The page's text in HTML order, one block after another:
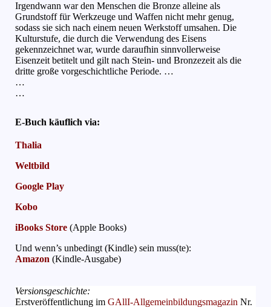
Irgendwann war den Menschen die Bronze alleine als
Grundstoff für Werkzeuge und Waffen nicht mehr genug,
sodass sie sich nach einem neuen Werkstoff umsahen. Die
Kulturstufe, die durch die Verwendung des Eisens
gekennzeichnet war, wurde daraufhin sinnvollerweise
Eisenzeit betitelt und gilt nach Stein- und Bronzezeit als die
dritte große vorgeschichtliche Periode. …
…
…
E-Buch käuflich via:
Thalia
Weltbild
Google Play
Kobo
iBooks Store (Apple Books)
Und wenn’s unbedingt (Kindle) sein muss(te):
Amazon (Kindle-Ausgabe)
Versionsgeschichte:
Erstveröffentlichung im GAllI-Allgemeinbildungsmagazin Nr.